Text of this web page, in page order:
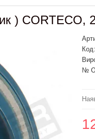
) CORTECO,
Код:
№